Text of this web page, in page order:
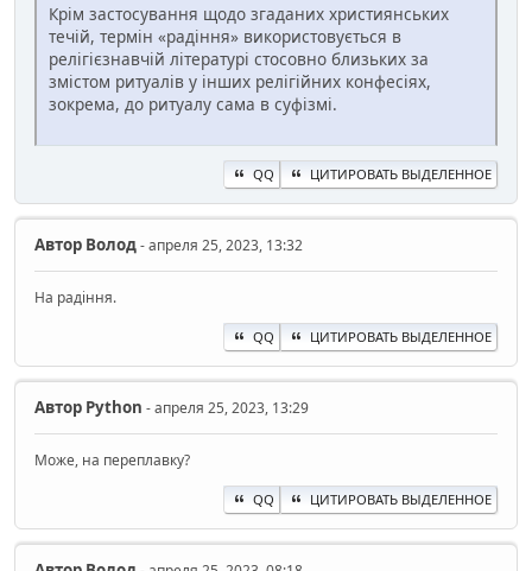
Крім застосування щодо згаданих християнських
течій, термін «радіння» використовується в
релігієзнавчій літературі стосовно близьких за
змістом ритуалів у інших релігійних конфесіях,
зокрема, до ритуалу сама в суфізмі.
QQ ЦИТИРОВАТЬ ВЫДЕЛЕННОЕ
Автор Волод- апреля 25, 2023, 13:32
На радіння.
QQ ЦИТИРОВАТЬ ВЫДЕЛЕННОЕ
Автор Python - апреля 25, 2023, 13:29
Може, на переплавку?
QQ ЦИТИРОВАТЬ ВЫДЕЛЕННОЕ